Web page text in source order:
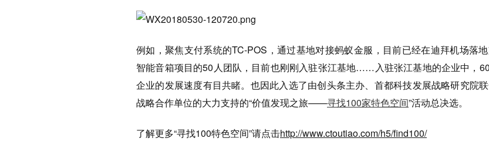
例如，聚焦支付系统的TC-POS，通过基地对接蚂蚁金服，目前已经在迪拜机场落
智能音箱项目的50人团队，目前也刚刚入驻张江基地……入驻张江基地的企业中，
企业的发展速度有目共睹。也因此入选了由创头条主办、首都科技发展战略研究院
战略合作单位的大力支持的“价值发现之旅——寻找100家特色空间”活动总决选。
了解更多“寻找100特色空间”请点击http://www.ctoutiao.com/h5/find100/